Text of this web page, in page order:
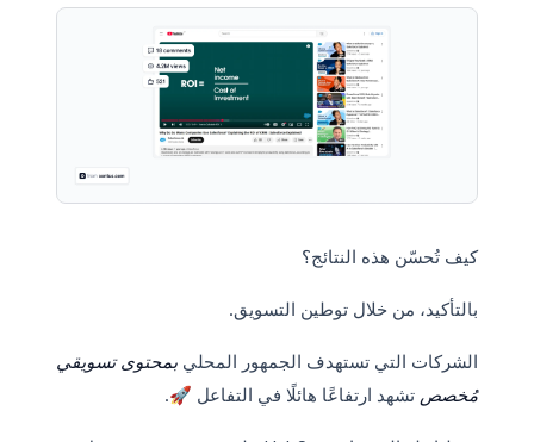
كيف تُحسّن هذه النتائج؟
بالتأكيد، من خلال توطين التسويق.
الشركات التي تستهدف الجمهور المحلي بمحتوى تسويقي
مُخصص تشهد ارتفاعًا هائلًا في التفاعل 🚀.